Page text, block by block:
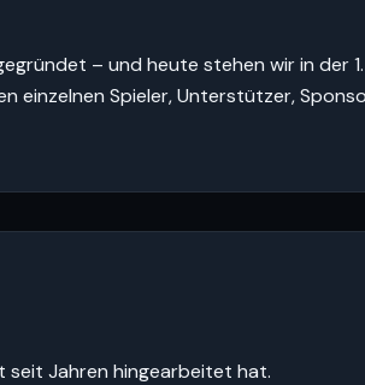
– und heute stehen wir in der
einzelnen Spieler, Unterstützer,
seit Jahren hingearbeitet hat.